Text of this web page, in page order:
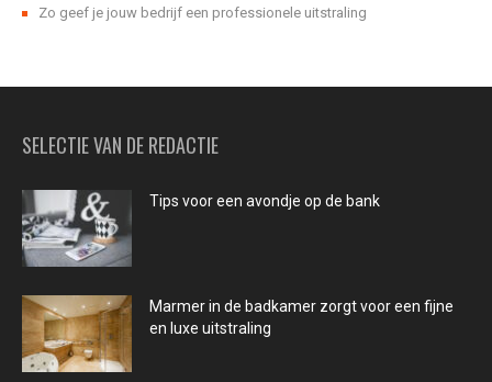
Zo geef je jouw bedrijf een professionele uitstraling
SELECTIE VAN DE REDACTIE
Tips voor een avondje op de bank
Marmer in de badkamer zorgt voor een fijne
en luxe uitstraling